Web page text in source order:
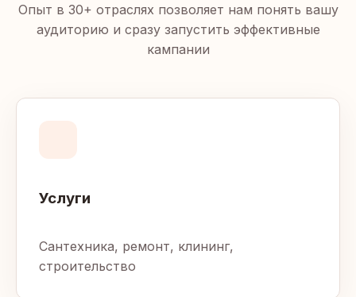
Опыт в 30+ отраслях позволяет нам понять вашу
аудиторию и сразу запустить эффективные
кампании
Услуги
Сантехника, ремонт, клининг,
строительство